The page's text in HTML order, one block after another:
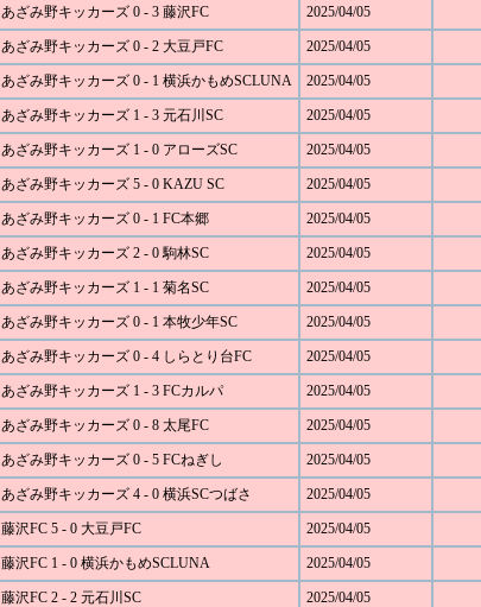
あざみ野キッカーズ 0 - 3 藤沢FC 2025/04/05
あざみ野キッカーズ 0 - 2 大豆戸FC 2025/04/05
あざみ野キッカーズ 0 - 1 横浜かもめSCLUNA 2025/04/05
あざみ野キッカーズ 1 - 3 元石川SC 2025/04/05
あざみ野キッカーズ 1 - 0 アローズSC 2025/04/05
あざみ野キッカーズ 5 - 0 KAZU SC 2025/04/05
あざみ野キッカーズ 0 - 1 FC本郷 2025/04/05
あざみ野キッカーズ 2 - 0 駒林SC 2025/04/05
あざみ野キッカーズ 1 - 1 菊名SC 2025/04/05
あざみ野キッカーズ 0 - 1 本牧少年SC 2025/04/05
あざみ野キッカーズ 0 - 4 しらとり台FC 2025/04/05
あざみ野キッカーズ 1 - 3 FCカルパ 2025/04/05
あざみ野キッカーズ 0 - 8 太尾FC 2025/04/05
あざみ野キッカーズ 0 - 5 FCねぎし 2025/04/05
あざみ野キッカーズ 4 - 0 横浜SCつばさ 2025/04/05
藤沢FC 5 - 0 大豆戸FC 2025/04/05
藤沢FC 1 - 0 横浜かもめSCLUNA 2025/04/05
藤沢FC 2 - 2 元石川SC 2025/04/05